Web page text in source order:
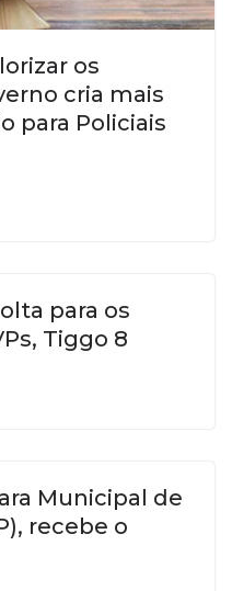
os
cria mais
para Policiais
para os
Tiggo 8
Municipal de
recebe o